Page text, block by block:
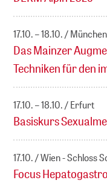
17.10. – 18.10. München
Das Mainzer
Techniken für den
17.10. – 18.10. Erfurt
Basiskurs
17.10. Wien - Schloss
Focus